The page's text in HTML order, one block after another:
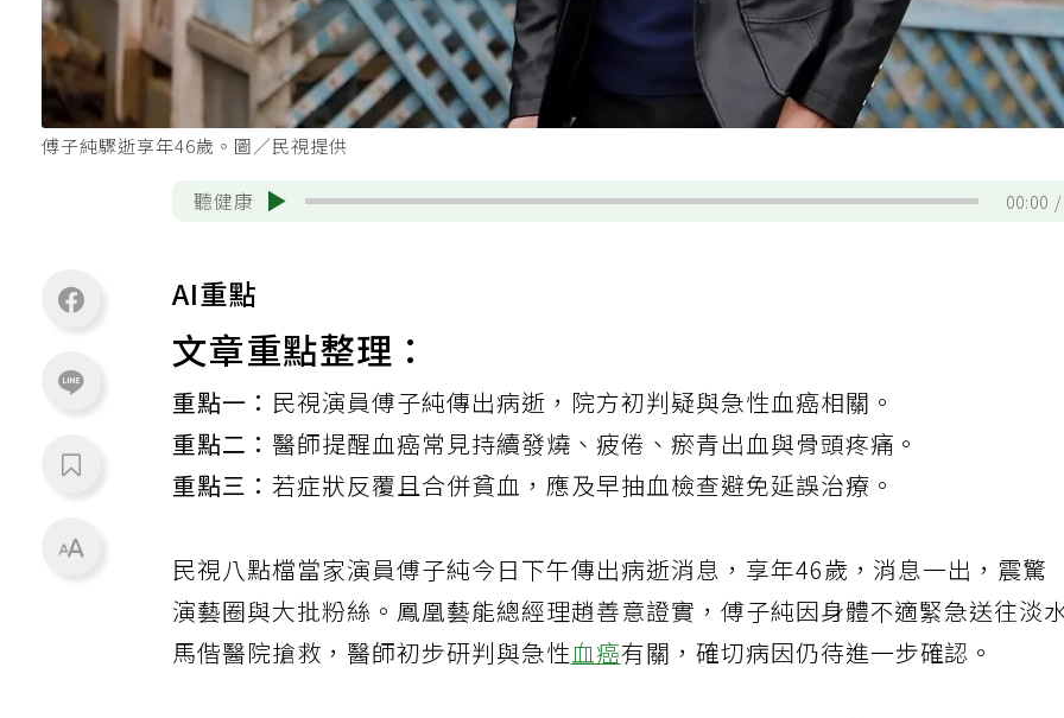
傅子純驟逝享年46歲。圖／民視提供
聽健康 00:00
AI重點
文章重點整理：
重點一： 民視演員傅子純傳出病逝，院方初判疑與急性血癌相關。
重點二： 醫師提醒血癌常見持續發燒、疲倦、瘀青出血與骨頭疼痛。
重點三： 若症狀反覆且合併貧血，應及早抽血檢查避免延誤治療。
民視八點檔當家演員傅子純今日下午傳出病逝消息，享年46歲，消息一出，震驚
演藝圈與大批粉絲。鳳凰藝能總經理趙善意證實，傅子純因身體不適緊急送往淡
馬偕醫院搶救，醫師初步研判與急性血癌有關，確切病因仍待進一步確認。